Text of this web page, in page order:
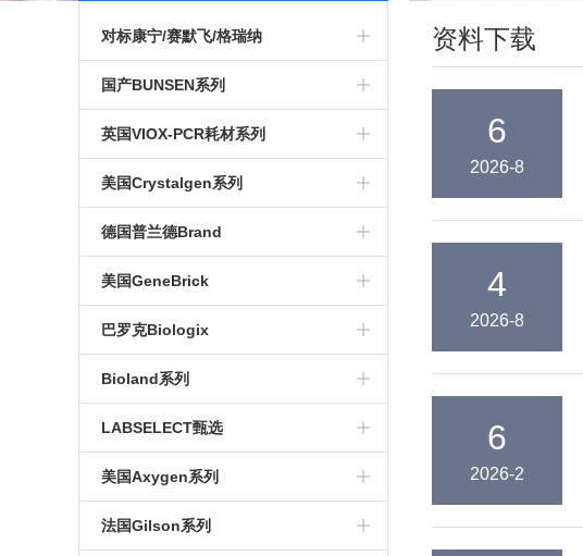
对标康宁/赛默飞/格瑞纳
对标安捷伦色谱进样瓶
微孔板
培养瓶
培养皿
培养板
国产BUNSEN系列
穿刺膜
酶标条
96孔 深孔板
染色缸
大口膏剂瓶
标本采样管
色谱进样瓶
电泳电泳槽
冷冻管
英国VIOX-PCR耗材系列
移液器
光学封板膜
PCR光学平盖
PCR单管
PCR板
PCR八联管
荧光定量PCR耗材
美国Crystalgen系列
吸头
EP管
冻存管
96孔可拆酶标板
血清及移液管
离心管
培养系列
德国普兰德Brand
美国GeneBrick
巴罗克Biologix
Bioland系列
实验耗材
PCR耗材
LABSELECT甄选
美国Axygen系列
法国Gilson系列
资料下载
6
2026-8
4
2026-8
6
2026-2